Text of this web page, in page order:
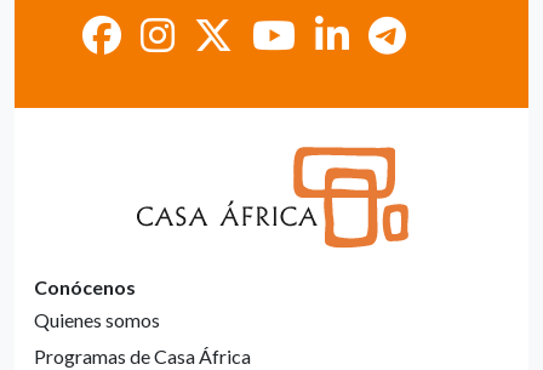
Conócenos
Quienes somos
Programas de Casa África